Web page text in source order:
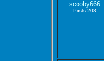
scooby666
Posts:208